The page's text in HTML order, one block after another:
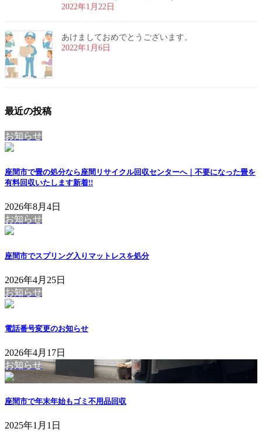
2022年1月22日
あけましておめでとうございます。
2022年1月6日
最近の投稿
お知らせ
座間市で畳の処分なら座間リサイクル回収センターへ｜不要になった畳を
有料回収いたします新着!!
2026年8月4日
お知らせ
座間市でスプリング入りマットレスを処分
2026年4月25日
お知らせ
電話番号変更のお知らせ
2026年4月17日
お知らせ
座間市で年末年始もゴミ不用品回収
2025年1月1日